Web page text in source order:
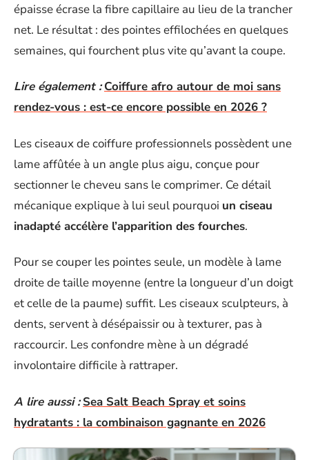
épaisse écrase la fibre capillaire au lieu de la trancher
net. Le résultat : des pointes effilochées en quelques
semaines, qui fourchent plus vite qu’avant la coupe.
Lire également : Coiffure afro autour de moi sans
rendez-vous : est-ce encore possible en 2026 ?
Les ciseaux de coiffure professionnels possèdent une
lame affûtée à un angle plus aigu, conçue pour
sectionner le cheveu sans le comprimer. Ce détail
mécanique explique à lui seul pourquoi un ciseau
inadapté accélère l’apparition des fourches.
Pour se couper les pointes seule, un modèle à lame
droite de taille moyenne (entre la longueur d’un doigt
et celle de la paume) suffit. Les ciseaux sculpteurs, à
dents, servent à désépaissir ou à texturer, pas à
raccourcir. Les confondre mène à un dégradé
involontaire difficile à rattraper.
A lire aussi : Sea Salt Beach Spray et soins
hydratants : la combinaison gagnante en 2026